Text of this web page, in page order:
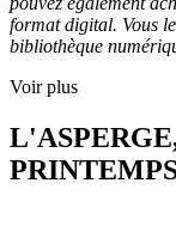
format digital. Vous
bibliothèque
Voir plus